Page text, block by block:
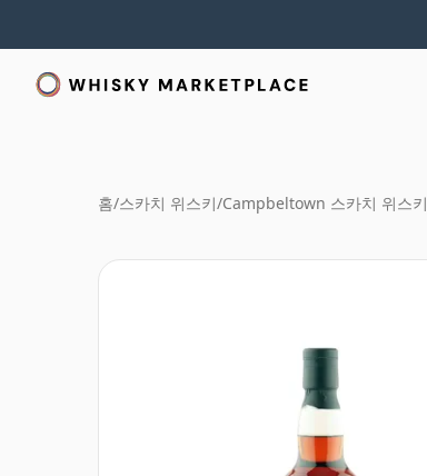
홈/스카치 위스키/Campbeltown 스카치 위스키